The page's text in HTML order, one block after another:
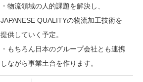
・物流領域の人的課題を解決し、
JAPANESE QUALITYの物流加工技術を
提供していく予定。
・もちろん日本のグループ会社とも連携
しながら事業土台を作ります。